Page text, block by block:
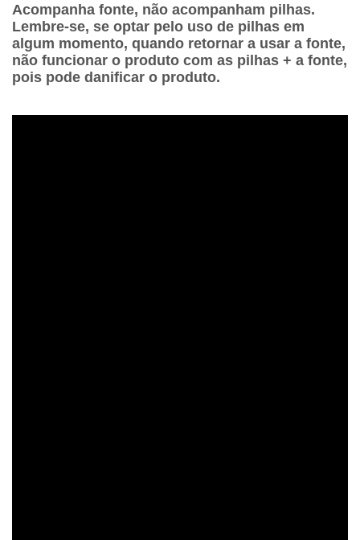
Acompanha fonte, não acompanham pilhas.
Lembre-se, se optar pelo uso de pilhas em
algum momento, quando retornar a usar a fonte,
não funcionar o produto com as pilhas + a fonte,
pois pode danificar o produto.